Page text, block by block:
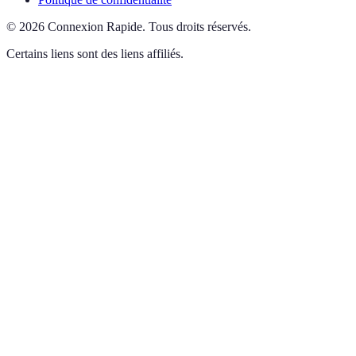
© 2026 Connexion Rapide. Tous droits réservés.
Certains liens sont des liens affiliés.